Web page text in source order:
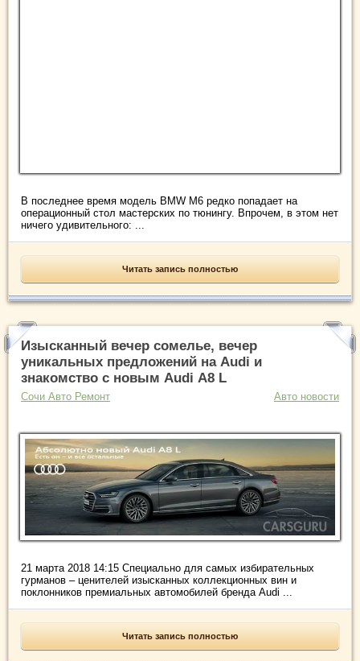
В последнее время модель BMW M6 редко попадает на
операционный стол мастерских по тюнингу. Впрочем, в этом нет
ничего удивительного: ...
Читать запись полностью
Изысканный вечер сомелье, вечер
уникальных предложений на Audi и
знакомство с новым Audi А8 L
Сочи Авто Ремонт Авто новости
21 марта 2018 14:15 Специально для самых избирательных
гурманов – ценителей изысканных коллекционных вин и
поклонников премиальных автомобилей бренда Audi ...
Читать запись полностью